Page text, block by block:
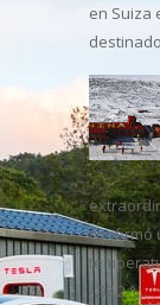
en Suiza
confirmó
–93,2 °...